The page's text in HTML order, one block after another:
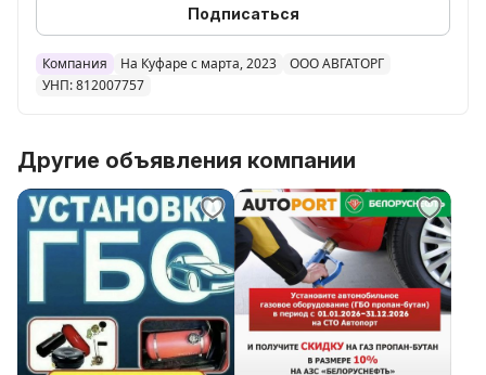
А также оптовой и розничной торговлей различных
запчастей и расходных материалов для
автомобильного газового оборудования.
Рассрочка от 3 до 6 мес.
Работаем с физическими и юридическими лицами.
Доставка товаров в любую точку РБ
_________________________________________
Наши СТО / Магазины:
г. Минск, ул. Петруся Бровки 8Б
г. Могилев, ул. Одесская 27Д
Подписаться
Компания На Куфаре с марта, 2023
ООО АВГАТОРГ
УНП: 812007757
Другие объявления компании